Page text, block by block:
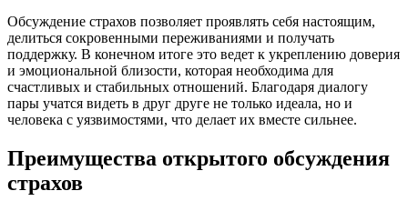
Обсуждение страхов позволяет проявлять себя настоящим,
делиться сокровенными переживаниями и получать
поддержку. В конечном итоге это ведет к укреплению доверия
и эмоциональной близости, которая необходима для
счастливых и стабильных отношений. Благодаря диалогу
пары учатся видеть в друг друге не только идеала, но и
человека с уязвимостями, что делает их вместе сильнее.
Преимущества открытого обсуждения
страхов